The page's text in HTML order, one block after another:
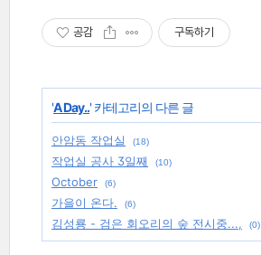
공감 구독하기
'A Day..' 카테고리의 다른 글
안암동 작업실 (18)
작업실 공사 3일째
(10)
October
(6)
가을이 온다.
(6)
김성룡 - 검은 회오리의 숲 전시중...,
(0)